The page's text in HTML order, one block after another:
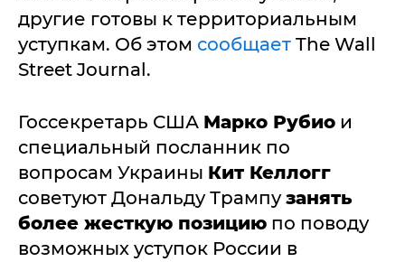
другие готовы к территориальным
уступкам. Об этом сообщает The Wall
Street Journal.
Госсекретарь США Марко Рубио и
специальный посланник по
вопросам Украины Кит Келлогг
советуют Дональду Трампузанять
более жесткую позицию по поводу
возможных уступок России в